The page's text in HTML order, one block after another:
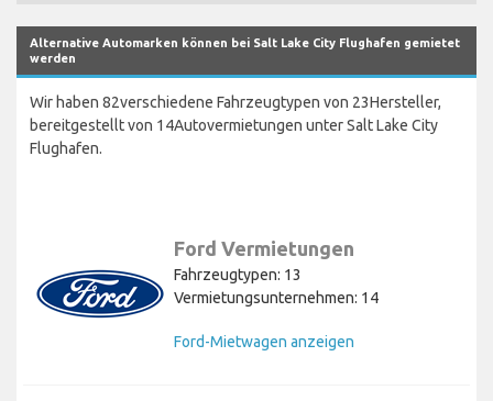
Alternative Automarken können bei Salt Lake City Flughafen gemietet
werden
Wir haben 82verschiedene Fahrzeugtypen von 23Hersteller,
bereitgestellt von 14Autovermietungen unter Salt Lake City
Flughafen.
Ford Vermietungen
Fahrzeugtypen: 13
Vermietungsunternehmen: 14
Ford-Mietwagen anzeigen